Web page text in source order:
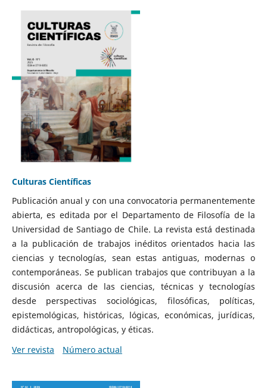
Culturas Científicas
Publicación anual y con una convocatoria permanentemente
abierta, es editada por el Departamento de Filosofía de la
Universidad de Santiago de Chile. La revista está destinada
a la publicación de trabajos inéditos orientados hacia las
ciencias y tecnologías, sean estas antiguas, modernas o
contemporáneas. Se publican trabajos que contribuyan a la
discusión acerca de las ciencias, técnicas y tecnologías
desde perspectivas sociológicas, filosóficas, políticas,
epistemológicas, históricas, lógicas, económicas, jurídicas,
didácticas, antropológicas, y éticas.
Ver revista
Número actual